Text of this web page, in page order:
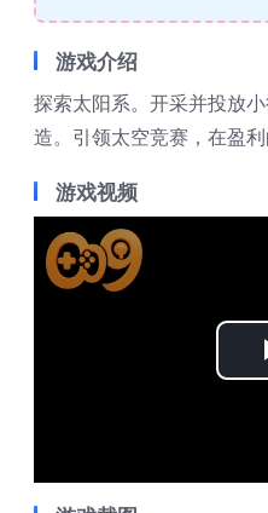
游戏介绍
探索太阳系。开采并投放
造。引领太空竞赛，在盈
游戏视频